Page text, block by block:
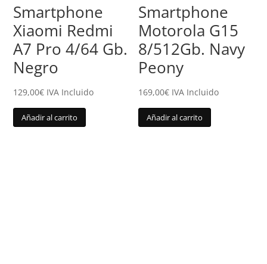
Smartphone
Xiaomi Redmi
A7 Pro 4/64 Gb.
Negro
129,00€ IVA Incluido
Añadir al carrito
Smartphone
Motorola G15
8/512Gb. Navy
Peony
169,00€ IVA Incluido
Añadir al carrito